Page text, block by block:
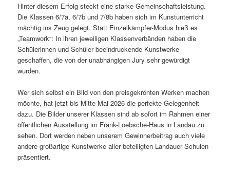
Hinter diesem Erfolg steckt eine starke Gemeinschaftsleistung.
Die Klassen 6/7a, 6/7b und 7/8b haben sich im Kunstunterricht
mächtig ins Zeug gelegt. Statt Einzelkämpfer-Modus hieß es
„Teamwork“: In ihren jeweiligen Klassenverbänden haben die
Schülerinnen und Schüler beeindruckende Kunstwerke
geschaffen, die von der unabhängigen Jury sehr gewürdigt
wurden.
Wer sich selbst ein Bild von den preisgekrönten Werken machen
möchte, hat jetzt bis Mitte Mai 2026 die perfekte Gelegenheit
dazu. Die Bilder unserer Klassen sind ab sofort im Rahmen einer
öffentlichen Ausstellung im Frank-Loebsche-Haus in Landau zu
sehen. Dort werden neben unserem Gewinnerbeitrag auch viele
andere großartige Kunstwerke aller beteiligten Landauer Schulen
präsentiert.